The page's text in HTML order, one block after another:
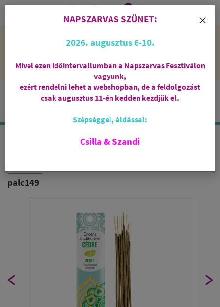
NAPSZARVAS SZÜNET: 2026. augusztus 6-10 - rendelni lehet
feldolgozni őket.
i
0
NYUGALOM - CÉDRUS
palc149
×
NAPSZARVAS SZÜNET:
2026. augusztus 6-10.
Mivel ezen időintervallumban a Napszarvas Fesztiválon
vagyunk,
ezért rendelni lehet a webshopban, de a feldolgozást
csak augusztus 11-én kedden kezdjük el.
Szépséggel, áldással:
Csilla & Szandi